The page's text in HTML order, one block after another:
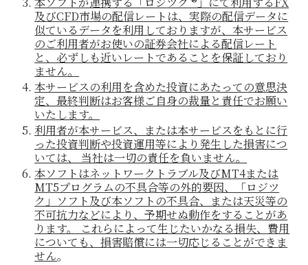
及びCFD市場の配信レートは、実際の配信データに
似ているデータを利用しておりますが、本サービス
のご利用者がお使いの証券会社による配信レート
と、必ずしも近いレートであることを保証しており
ません。
本サービスの利用を含めた投資にあたっての意思決
定、最終判断はお客様ご自身の裁量と責任でお願い
いたします。
利用者が本サービス、または本サービスをもとに行
った投資判断や投資運用等により発生した損害につ
いては、 当社は一切の責任を負いません。
本ソフトはネットワークトラブル及びMT4または
MT5プログラムの不具合等の外的要因、「ロジツ
ク」ソフト及び本ソフトの不具合、または天災等の
不可抗力などにより、予期せぬ動作をすることがあ
ります。 これらによって生じたいかなる損失、費用
についても、損害賠償には一切応じることができま
せん。